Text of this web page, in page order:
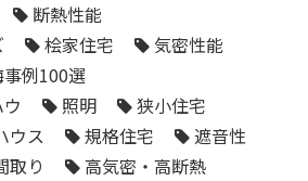
断熱性能
桧家住宅
気密性能
例100選
照明
狭小住宅
ウス 規格住宅
遮音性
取り 高気密・高断熱